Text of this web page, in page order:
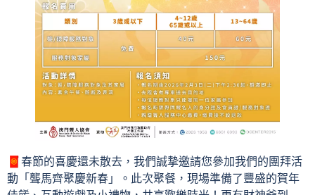
🧧春節的喜慶還未散去，我們誠摯邀請您參加我們的團拜活
動「聾馬齊聚慶新春」。此次聚餐，現場準備了豐盛的賀年